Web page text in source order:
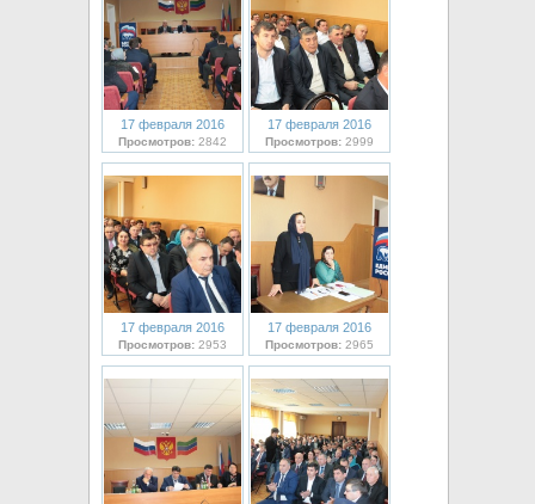
17 февраля 2016
Просмотров: 2842
17 февраля 2016
Просмотров: 2999
17 февраля 2016
Просмотров: 2953
17 февраля 2016
Просмотров: 2965